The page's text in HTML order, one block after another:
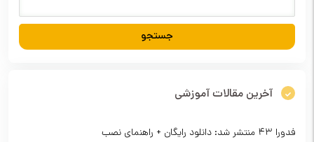
آخرین مقالات آموزشی
فدورا ۴۳ منتشر شد: دانلود رایگان + راهنمای نصب